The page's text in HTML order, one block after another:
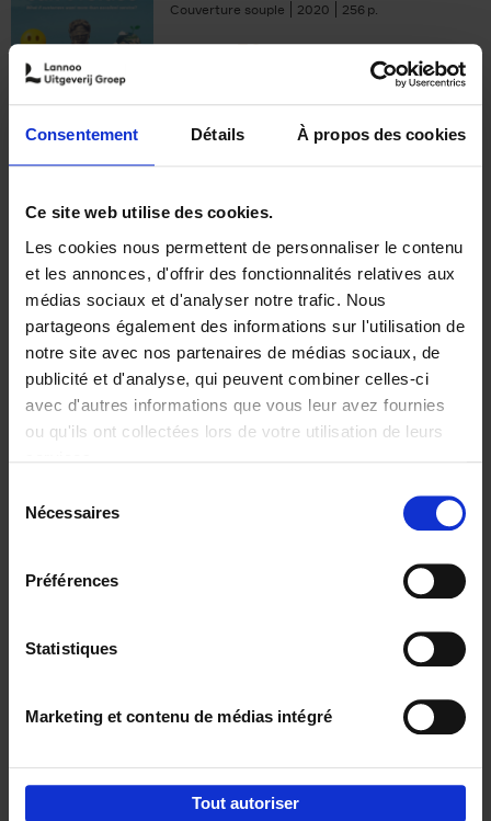
Consentement Détails À propos des cookies
Ce site web utilise des cookies.
Les cookies nous permettent de personnaliser le contenu
et les annonces, d'offrir des fonctionnalités relatives aux
médias sociaux et d'analyser notre trafic. Nous
partageons également des informations sur l'utilisation de
notre site avec nos partenaires de médias sociaux, de
publicité et d'analyse, qui peuvent combiner celles-ci
avec d'autres informations que vous leur avez fournies
ou qu'ils ont collectées lors de votre utilisation de leurs
Nécessaires
Préférences
Statistiques
Marketing et contenu de médias intégré
Tout autoriser
Couverture souple
2020 256
€37,50
Building Bonds = Building
Business
Jochen Roef Jozefien De Feyter
Carolien Boom
Couverture souple
2025 200
€29,99
Digital marketing like a PRO -
completely revised edition (EN)